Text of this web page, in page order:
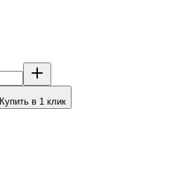
Купить в 1 клик